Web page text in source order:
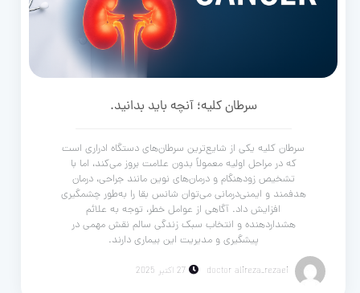
سرطان کلیه؛ آنچه باید بدانید.
سرطان کلیه یکی از شایع‌ترین سرطان‌های دستگاه ادراری است
که در مراحل اولیه معمولاً بدون علامت بروز می‌کند، اما با
تشخیص زودهنگام و درمان‌های نوین مانند جراحی، درمان
هدفمند و ایمنی‌درمانی می‌توان شانس بقا را به‌طور چشمگیری
افزایش داد. آگاهی از عوامل خطر، توجه به علائم
هشداردهنده و انتخاب سبک زندگی سالم نقش مهمی در
پیشگیری و مدیریت این بیماری دارند.
doctor alireza_rezaei 27 اکتبر 2025